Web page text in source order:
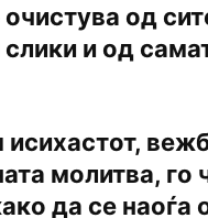
од
и од
молитва, го
да се наоѓа